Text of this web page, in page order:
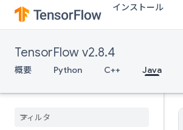
インストール
TensorFlow v2.8.4
概要 Python C++ Java
ScaleAndTranslateGrad
ScatterAdd
ScatterMax
ScatterMin
ScatterNd